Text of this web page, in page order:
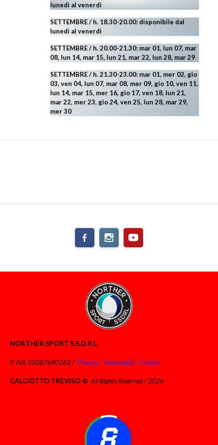
lunedì al venerdì
SETTEMBRE / h. 18.30-20.00: disponibile dal
lunedì al venerdì
SETTEMBRE / h. 20.00-21.30: mar 01, lun 07, mar
08, lun 14, mar 15, lun 21, mar 22, lun 28, mar 29
SETTEMBRE / h. 21.30-23.00: mar 01, mer 02, gio
03, ven 04, lun 07, mar 08, mer 09, gio 10, ven 11,
lun 14, mar 15, mer 16, gio 17, ven 18, lun 21,
mar 22, mer 23, gio 24, ven 25, lun 28, mar 29,
mer 30
NORTHER SPORT S.S.D.R.L.
P. IVA 05087640263 / Privacy – Note legali – Cookie
CALCIOTTO TREVISO © All Rights Reserved / 2026